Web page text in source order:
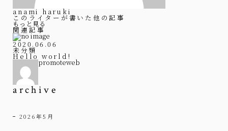
anami haruki
このライターが書いた他の記事
もっと見る
関連記事
2020.06.06
未分類
Hello world!
promoteweb
archive
2026年5月